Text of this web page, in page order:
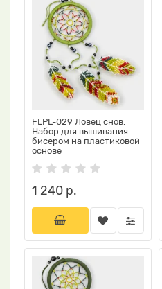
FLPL-029 Ловец снов.
Набор для вышивания
бисером на пластиковой
основе
1 240 р.